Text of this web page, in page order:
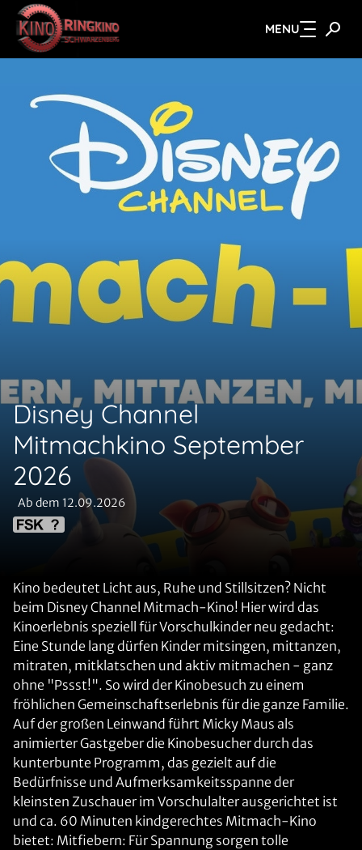
Zum Hauptinhalt springen MENU
Disney Channel
Mitmachkino September
2026
Ab dem 12.09.2026
Kino bedeutet Licht aus, Ruhe und Stillsitzen? Nicht
beim Disney Channel Mitmach-Kino! Hier wird das
Kinoerlebnis speziell für Vorschulkinder neu gedacht:
Eine Stunde lang dürfen Kinder mitsingen, mittanzen,
mitraten, mitklatschen und aktiv mitmachen - ganz
ohne "Pssst!". So wird der Kinobesuch zu einem
fröhlichen Gemeinschaftserlebnis für die ganze Familie.
Auf der großen Leinwand führt Micky Maus als
animierter Gastgeber die Kinobesucher durch das
kunterbunte Programm, das gezielt auf die
Bedürfnisse und Aufmerksamkeitsspanne der
kleinsten Zuschauer im Vorschulalter ausgerichtet ist
und ca. 60 Minuten kindgerechtes Mitmach-Kino
bietet: Mitfiebern: Für Spannung sorgen tolle